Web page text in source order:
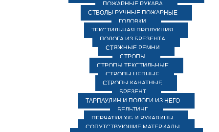
ПОЖАРНЫЕ РУКАВА
СТВОЛЫ РУЧНЫЕ ПОЖАРНЫЕ
ГОЛОВКИ
ТЕКСТИЛЬНАЯ ПРОДУКЦИЯ
ПОЛОГА ИЗ БРЕЗЕНТА
СТЯЖНЫЕ РЕМНИ
СТРОПЫ
СТРОПЫ ТЕКСТИЛЬНЫЕ
СТРОПЫ ЦЕПНЫЕ
СТРОПЫ КАНАТНЫЕ
БРЕЗЕНТ
ТАРПАУЛИН И ПОЛОГИ ИЗ НЕГО
БЕЛЬТИНГ
ПЕРЧАТКИ Х/Б И РУКАВИЦЫ
СОПУТСТВУЮЩИЕ МАТЕРИАЛЫ